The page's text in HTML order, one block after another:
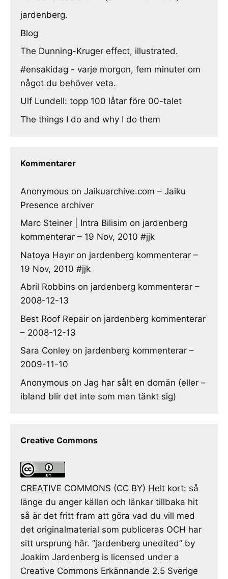
jardenberg.
Blog
The Dunning-Kruger effect, illustrated.
#ensakidag - varje morgon, fem minuter om
något du behöver veta.
Ulf Lundell: topp 100 låtar före 00-talet
The things I do and why I do them
Kommentarer
Anonymous on Jaikuarchive.com – Jaiku
Presence archiver
Marc Steiner | Intra Bilisim on jardenberg
kommenterar – 19 Nov, 2010 #jjk
Natoya Hayır on jardenberg kommenterar –
19 Nov, 2010 #jjk
Abril Robbins on jardenberg kommenterar –
2008-12-13
Best Roof Repair on jardenberg kommenterar
– 2008-12-13
Sara Conley on jardenberg kommenterar –
2009-11-10
Anonymous on Jag har sålt en domän (eller –
ibland blir det inte som man tänkt sig)
Creative Commons
CREATIVE COMMONS (CC BY) Helt kort: så
länge du anger källan och länkar tillbaka hit
så är det fritt fram att göra vad du vill med
det originalmaterial som publiceras OCH har
sitt ursprung här. ”jardenberg unedited” by
Joakim Jardenberg is licensed under a
Creative Commons Erkännande 2.5 Sverige